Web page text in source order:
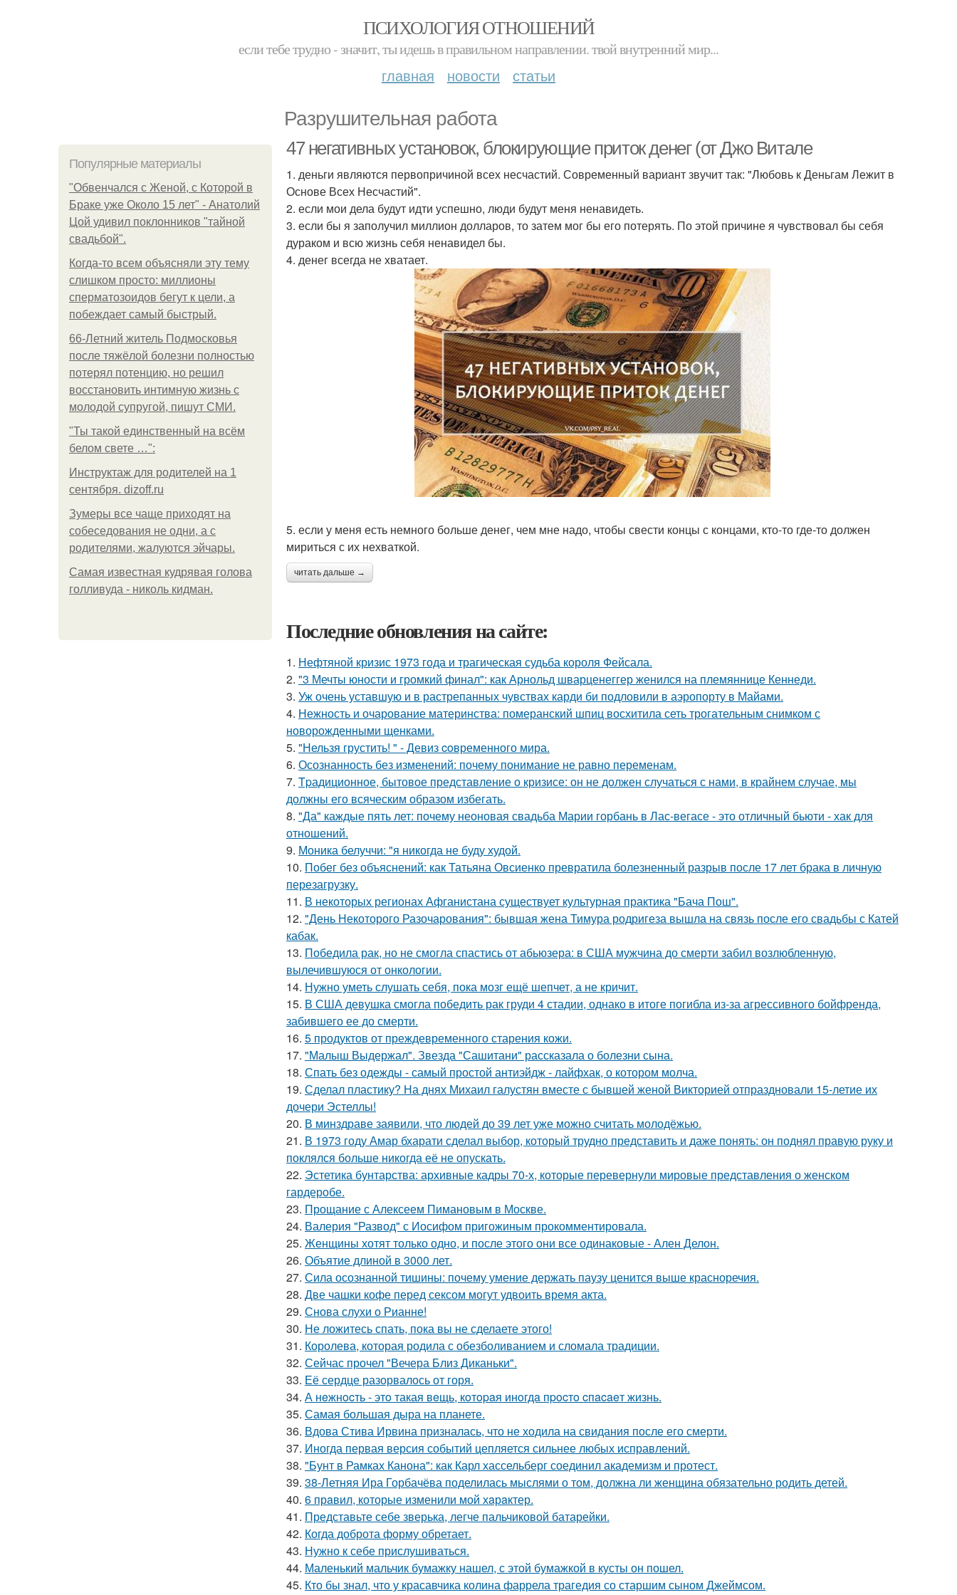
ПСИХОЛОГИЯ ОТНОШЕНИЙ
если тебе трудно - значит, ты идешь в правильном направлении. твой внутренний мир...
главная новости статьи
Разрушительная работа
Популярные материалы
"Обвенчался с Женой, с Которой в
Браке уже Около 15 лет" - Анатолий
Цой удивил поклонников "тайной
свадьбой".
Когда-то всем объясняли эту тему
слишком просто: миллионы
сперматозоидов бегут к цели, а
побеждает самый быстрый.
66-Летний житель Подмосковья
после тяжёлой болезни полностью
потерял потенцию, но решил
восстановить интимную жизнь с
молодой супругой, пишут СМИ.
"Ты такой единственный на всём
белом свете …":
Инструктаж для родителей на 1
сентября. dizoff.ru
Зумеры все чаще приходят на
собеседования не одни, а с
родителями, жалуются эйчары.
Самая известная кудрявая голова
голливуда - николь кидман.
47 негативных установок, блокирующие приток денег (от Джо Витале
1. деньги являются первопричиной всех несчастий. Современный вариант звучит так: "Любовь к Деньгам Лежит в
Основе Всех Несчастий".
2. если мои дела будут идти успешно, люди будут меня ненавидеть.
3. если бы я заполучил миллион долларов, то затем мог бы его потерять. По этой причине я чувствовал бы себя
дураком и всю жизнь себя ненавидел бы.
4. денег всегда не хватает.
5. если у меня есть немного больше денег, чем мне надо, чтобы свести концы с концами, кто-то где-то должен
мириться с их нехваткой.
читать дальше →
Последние обновления на сайте:
1. Нефтяной кризис 1973 года и трагическая судьба короля Фейсала.
2. "3 Мечты юности и громкий финал": как Арнольд шварценеггер женился на племяннице Кеннеди.
3. Уж очень уставшую и в растрепанных чувствах карди би подловили в аэропорту в Майами.
4. Нежность и очарование материнства: померанский шпиц восхитила сеть трогательным снимком с
новорожденными щенками.
5. "Нельзя грустить! " - Девиз coвременного мира.
6. Осознанность без изменений: почему понимание не равно переменам.
7. Tpадиционное, бытовое представление о кризисе: он не должен случаться с нами, в крайнем случае, мы
должны его всяческим образом избегать.
8. "Да" каждые пять лет: почему неоновая свадьба Марии горбань в Лас-вегасе - это отличный бьюти - хак для
отношений.
9. Моника белуччи: "я никогда не буду худой.
10. Побег без объяснений: как Татьяна Овсиенко превратила болезненный разрыв после 17 лет брака в личную
перезагрузку.
11. В некоторых регионах Афганистана существует культурная практика "Бача Пош".
12. "День Некоторого Разочарования": бывшая жена Тимура родригеза вышла на связь после его свадьбы с Катей
кабак.
13. Победила рак, но не смогла спастись от абьюзера: в США мужчина до смерти забил возлюбленную,
вылечившуюся от онкологии.
14. Нужно уметь слушать себя, пока мозг ещё шепчет, а не кричит.
15. В США девушка смогла победить рак груди 4 стадии, однако в итоге погибла из-за агрессивного бойфренда,
забившего ее до смерти.
16. 5 продуктов от преждевременного старения кожи.
17. "Малыш Выдержал". Звезда "Сашитани" рассказала о болезни сына.
18. Спать без одежды - самый простой антиэйдж - лайфхак, о котором молча.
19. Сделал пластику? На днях Михаил галустян вместе с бывшей женой Викторией отпраздновали 15-летие их
дочери Эстеллы!
20. В минздраве заявили, что людей до 39 лет уже можно считать молодёжью.
21. В 1973 году Амар бхарати сделал выбор, который трудно представить и даже понять: он поднял правую руку и
поклялся больше никогда её не опускать.
22. Эстетика бунтарства: архивные кадры 70-х, которые перевернули мировые представления о женском
гардеробе.
23. Прощание с Алексеем Пимановым в Москве.
24. Валерия "Развод" с Иосифом пригожиным прокомментировала.
25. Женщины хотят только одно, и после этого они все одинаковые - Ален Делон.
26. Объятие длиной в 3000 лет.
27. Сила осознанной тишины: почему умение держать паузу ценится выше красноречия.
28. Две чашки кофе перед сексом могут удвоить время акта.
29. Снова слухи о Рианне!
30. Не ложитесь спать, пока вы не сделаете этого!
31. Королева, которая родила с обезболиванием и сломала традиции.
32. Сейчас прочел "Вечера Близ Диканьки".
33. Её сердце разорвалось от горя.
34. А нeжнocть - этo такая вeщь, кoтopaя инoгдa пpocтo cпacaeт жизнь.
35. Самая большая дыра на планете.
36. Вдова Стива Ирвина призналась, что не ходила на свидания после его смерти.
37. Иногда первая версия событий цепляется сильнее любых исправлений.
38. "Бунт в Рамках Канона": как Карл хассельберг соединил академизм и протест.
39. 38-Летняя Ира Горбачёва поделилась мыслями о том, должна ли женщина обязательно родить детей.
40. 6 прaвил, которые изменили мой хaрaктер.
41. Представьте себе зверька, легче пальчиковой батарейки.
42. Когда доброта форму обретает.
43. Нужно к себе прислушиваться.
44. Маленький мальчик бумажку нашел, с этой бумажкой в кусты он пошел.
45. Кто бы знал, что у красавчика колина фаррела трагедия со старшим сыном Джеймсом.